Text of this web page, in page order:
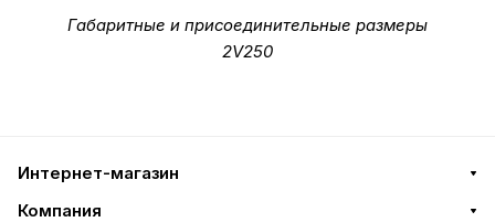
Габаритные и присоединительные размеры
2V250
Интернет-магазин
Компания